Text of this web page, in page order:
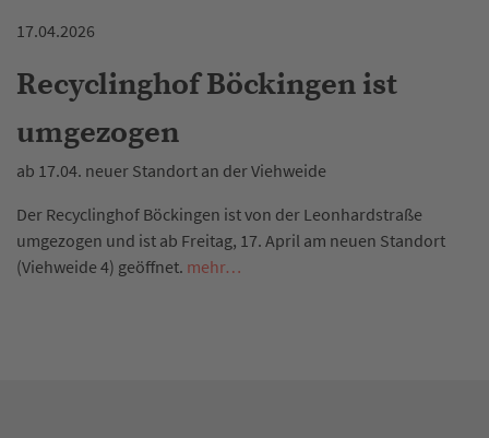
17.04.2026
Recyclinghof Böckingen ist
umgezogen
ab 17.04. neuer Standort an der Viehweide
Der Recyclinghof Böckingen ist von der Leonhardstraße
umgezogen und ist ab Freitag, 17. April am neuen Standort
(Viehweide 4) geöffnet. mehr…